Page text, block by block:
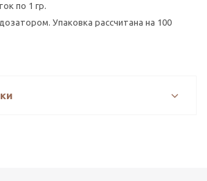
по 1 гр.
Упаковка рассчитана на 100